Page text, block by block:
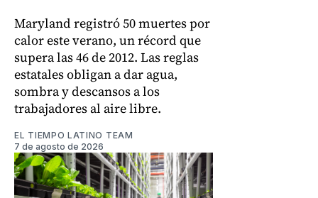
Maryland registró 50 muertes por
calor este verano, un récord que
supera las 46 de 2012. Las reglas
estatales obligan a dar agua,
sombra y descansos a los
trabajadores al aire libre.
EL TIEMPO LATINO TEAM
7 de agosto de 2026